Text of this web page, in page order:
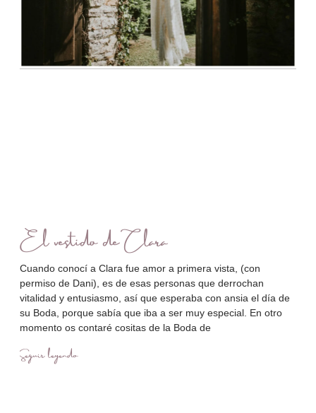
El vestido de Clara
Cuando conocí a Clara fue amor a primera vista, (con
permiso de Dani), es de esas personas que derrochan
vitalidad y entusiasmo, así que esperaba con ansia el día de
su Boda, porque sabía que iba a ser muy especial. En otro
momento os contaré cositas de la Boda de
Seguir leyendo